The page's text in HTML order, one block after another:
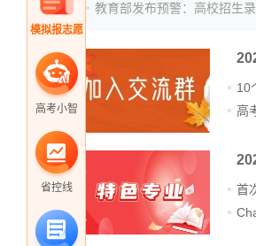
模拟报志愿
高考小智
省控线
教育部发布预警：高校招生
10
高
首